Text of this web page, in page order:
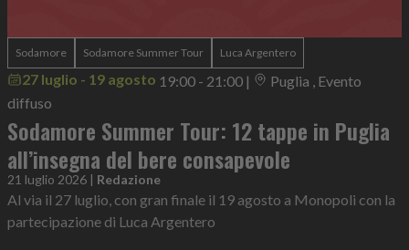
Sodamore Sodamore Summer Tour Luca Argentero
27 luglio - 19 agosto 19:00 - 21:00 |
Puglia , Evento
diffuso
Sodamore Summer Tour: 12 tappe in Puglia
all’insegna del bere consapevole
21 luglio 2026 | Redazione
Al via il 27 luglio, con gran finale il 19 agosto a Monopoli con la
partecipazione di Luca Argentero